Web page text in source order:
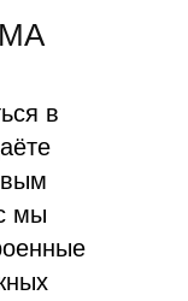
в
мы